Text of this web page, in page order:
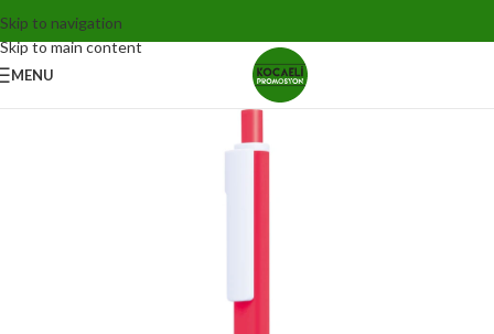
Skip to navigation
Skip to main content
MENU